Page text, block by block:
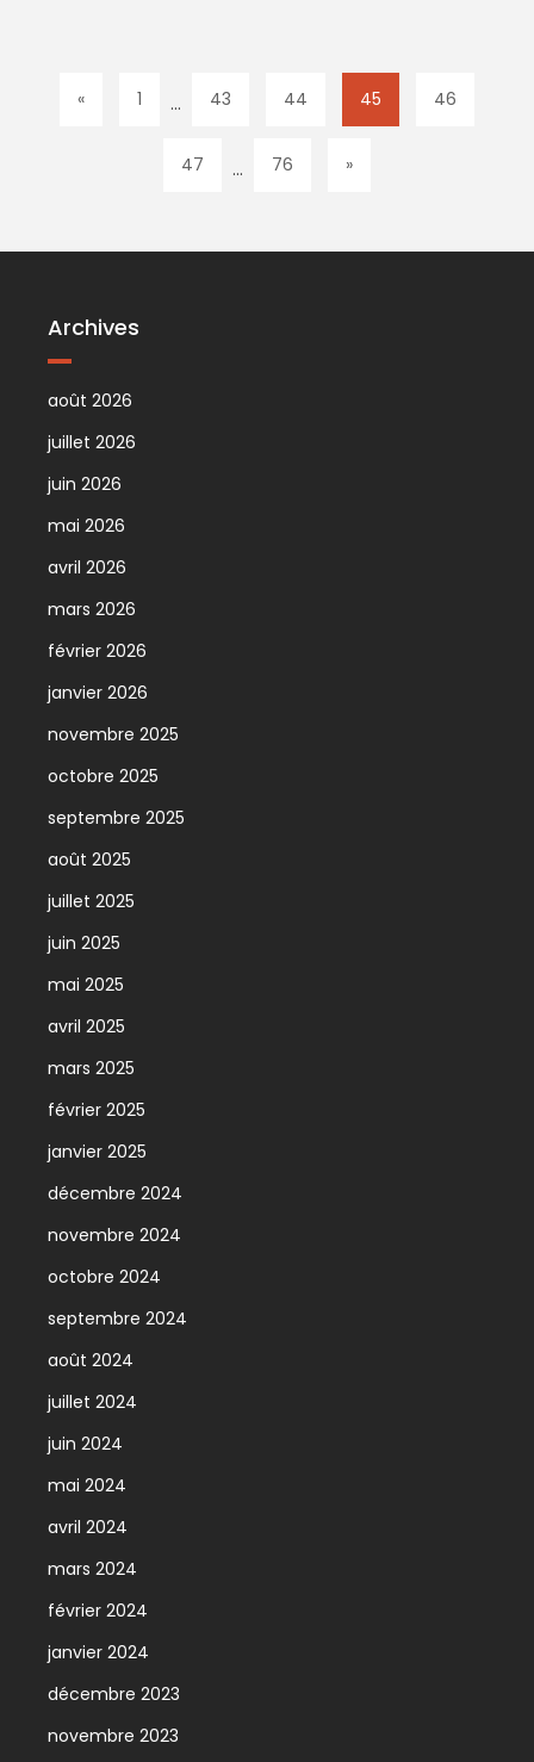
« 1 … 43 44 45 46
47 … 76 »
Archives
août 2026
juillet 2026
juin 2026
mai 2026
avril 2026
mars 2026
février 2026
janvier 2026
novembre 2025
octobre 2025
septembre 2025
août 2025
juillet 2025
juin 2025
mai 2025
avril 2025
mars 2025
février 2025
janvier 2025
décembre 2024
novembre 2024
octobre 2024
septembre 2024
août 2024
juillet 2024
juin 2024
mai 2024
avril 2024
mars 2024
février 2024
janvier 2024
décembre 2023
novembre 2023